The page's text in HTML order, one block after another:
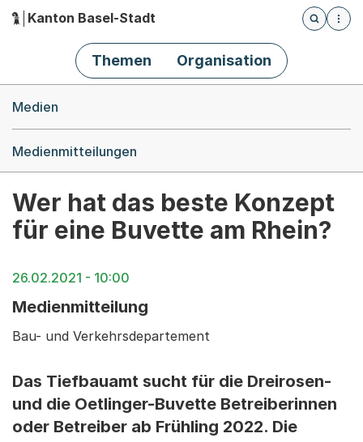
Hauptnavigation
Kanton Basel-Stadt
Öffnet
Themen Organisation
Medien
Medienmitteilungen
Wer hat das beste Konzept
für eine Buvette am Rhein?
26.02.2021 - 10:00
Medienmitteilung
Bau- und Verkehrsdepartement
Das Tiefbauamt sucht für die Dreirosen-
und die Oetlinger-Buvette Betreiberinnen
oder Betreiber ab Frühling 2022. Die